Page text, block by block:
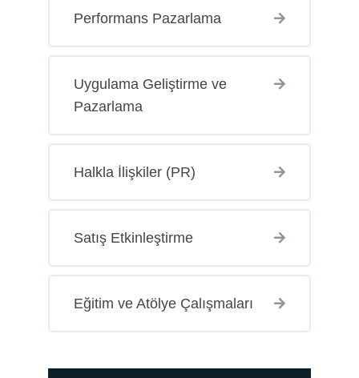
Performans Pazarlama
Uygulama Geliştirme ve
Pazarlama
Halkla İlişkiler (PR)
Satış Etkinleştirme
Eğitim ve Atölye Çalışmaları